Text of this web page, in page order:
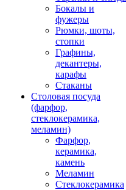
Бокалы и
фужеры
Рюмки, шоты,
стопки
Графины,
декантеры,
карафы
Стаканы
Столовая посуда
(фарфор,
стеклокерамика,
меламин)
Фарфор,
керамика,
камень
Меламин
Стеклокерамика